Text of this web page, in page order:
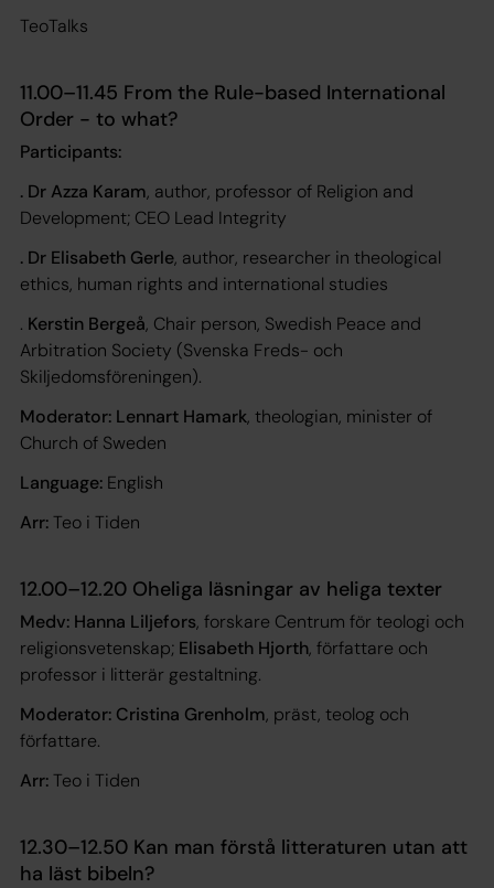
TeoTalks
11.00–11.45 From the Rule-based International
Order - to what?
Participants:
. Dr Azza Karam, author, professor of Religion and
Development; CEO Lead Integrity
. Dr Elisabeth Gerle, author, researcher in theological
ethics, human rights and international studies
. Kerstin Bergeå, Chair person, Swedish Peace and
Arbitration Society (Svenska Freds- och
Skiljedomsföreningen).
Moderator: Lennart Hamark, theologian, minister of
Church of Sweden
Language: English
Arr:Teo i Tiden
12.00–12.20 Oheliga läsningar av heliga texter
Medv: Hanna Liljefors, forskare Centrum för teologi och
religionsvetenskap; Elisabeth Hjorth, författare och
professor i litterär gestaltning.
Moderator: Cristina Grenholm, präst, teolog och
författare.
Arr:Teo i Tiden
12.30–12.50 Kan man förstå litteraturen utan att
ha läst bibeln?